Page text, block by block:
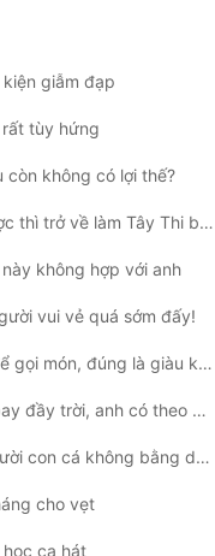
giẫm đạp
tùy hứng
còn không có lợi thế?
trở về làm Tây Thi bán cá
không hợp với anh
vui vẻ quá sớm đấy!
đúng là giàu không nói lý!
anh có theo hay không?
không bằng dạy người câu cá
cho vẹt
học ca hát